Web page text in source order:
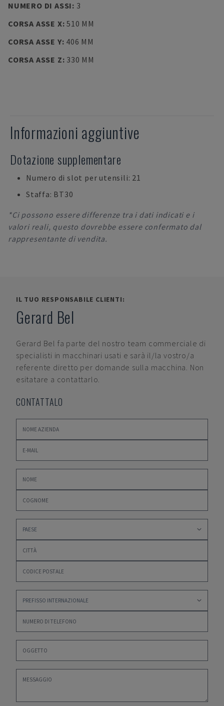
NUMERO DI ASSI: 3
CORSA ASSE X:510 MM
CORSA ASSE Y: 406 MM
CORSA ASSE Z: 330 MM
Informazioni aggiuntive
Dotazione supplementare
Numero di slot per utensili: 21
Staffa: BT30
*Ci possono essere differenze tra i dati indicati e i
valori reali, questo dovrebbe essere confermato dal
rappresentante di vendita.
IL TUO RESPONSABILE CLIENTI:
Gerard Bel
Gerard Bel fa parte del nostro team commerciale di
specialisti in macchinari usati e sarà il/la vostro/a
referente diretto per domande sulla macchina. Non
esitatare a contattarlo.
CONTATTALO